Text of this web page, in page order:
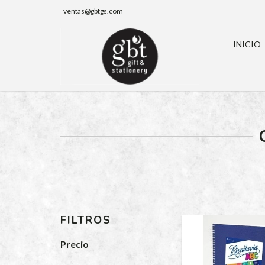
ventas@gbtgs.com
INICIO
FILTROS
Precio